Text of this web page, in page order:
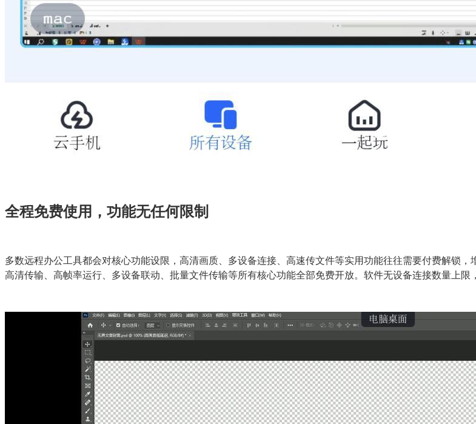
全程免费使用，功能无任何限制
多数远程办公工具都会对核心功能设限，高清画质、多设备连接、高速传文件等实用功能往往需要付费解锁
高清传输、高帧率运行、多设备联动、批量文件传输等所有核心功能全部免费开放。软件无设备连接数量上限